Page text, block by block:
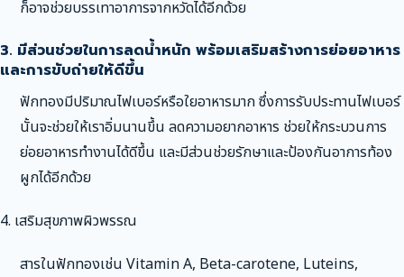
ก็อาจช่วยบรรเทาอาการจากหวัดได้อีกด้วย
3. มีส่วนช่วยในการลดน้ำหนัก พร้อมเสริมสร้างการย่อยอาหาร
และการขับถ่ายให้ดีขึ้น
ฟักทองมีปริมาณไฟเบอร์หรือใยอาหารมาก ซึ่งการรับประทานไฟเบอร์
นั้นจะช่วยให้เราอิ่มนานขึ้น ลดความอยากอาหาร ช่วยให้กระบวนการ
ย่อยอาหารทำงานได้ดีขึ้น และมีส่วนช่วยรักษาและป้องกันอาการท้อง
ผูกได้อีกด้วย
4. เสริมสุขภาพผิวพรรณ
สารในฟักทองเช่น Vitamin A, Beta-carotene, Luteins,